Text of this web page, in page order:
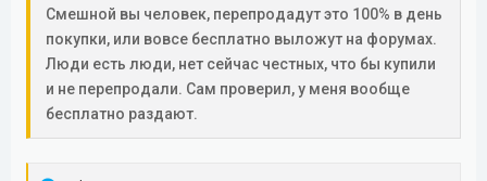
Смешной вы человек, перепродадут это 100% в день
покупки, или вовсе бесплатно выложут на форумах.
Люди есть люди, нет сейчас честных, что бы купили
и не перепродали. Сам проверил, у меня вообще
бесплатно раздают.